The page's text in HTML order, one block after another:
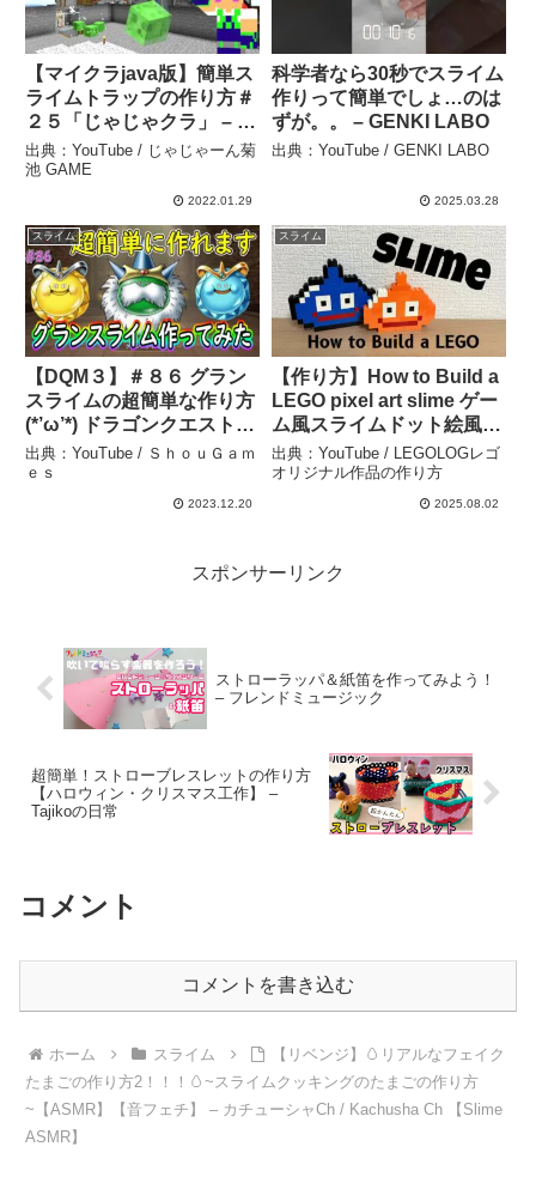
【マイクラjava版】簡単ス
ライムトラップの作り方＃
２５「じゃじゃクラ」 – じ
ゃじゃーん菊池 GAME
出典：YouTube / じゃじゃーん菊
池 GAME
2022.01.29
科学者なら30秒でスライム
作りって簡単でしょ…のは
ずが。。 – GENKI LABO
出典：YouTube / GENKI LABO
2025.03.28
スライム
【DQM３】＃８６ グラン
スライムの超簡単な作り方
(*’ω’*) ドラゴンクエストモ
ンスターズ３ – ＳｈｏｕＧ
ａｍｅｓ
出典：YouTube / ＳｈｏｕＧａｍ
ｅｓ
2023.12.20
スライム
【作り方】How to Build a
LEGO pixel art slime ゲー
ム風スライムドット絵風レ
ゴの作り方(簡単) –
LEGOLOGレゴオリジナル
出典：YouTube / LEGOLOGレゴ
オリジナル作品の作り方
2025.08.02
スポンサーリンク
ストローラッパ＆紙笛を作ってみよう！
– フレンドミュージック
超簡単！ストローブレスレットの作り方
【ハロウィン・クリスマス工作】 –
Tajikoの日常
コメント
コメントを書き込む
ホーム スライム
【リベンジ】🥚リアルなフェイク
たまごの作り方2！！！🥚~スライムクッキングのたまごの作り方
~【ASMR】【音フェチ】 – カチューシャCh / Kachusha Ch 【Slime
ASMR】